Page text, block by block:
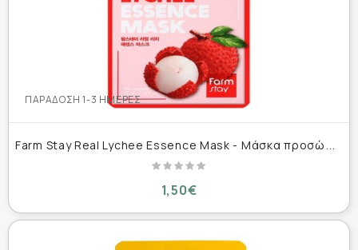
ΠΑΡΆΔΟΣΗ 1-3 ΗΜΈΡΕΣ
F
arm Stay Real Lychee Essence Mask - Μάσκα προσώπου με εκχύλισμα λίτσι 23ml
1,50€